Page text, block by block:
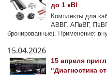
до 1 кВ!
Комплекты для
АВВГ, АПвВГ, ПвВГ
бронированные). Применение:
15.04.2026
15 апреля
"Диагностика